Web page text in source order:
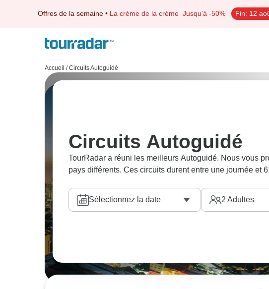
Offres de la semaine • La crème de la crème Jusqu'à -50% Fin: 12
Accueil / Circuits Autoguidé
Circuits Autoguidé
TourRadar a réuni les meilleurs Autoguidé. Nous vous
pays différents. Ces circuits durent entre une journée et
Sélectionnez la date 2 Adultes